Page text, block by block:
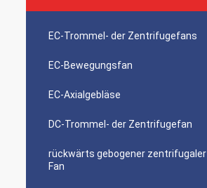
EC-Trommel- der Zentrifugefans
EC-Bewegungsfan
EC-Axialgebläse
DC-Trommel- der Zentrifugefan
rückwärts gebogener zentrifugaler
Fan